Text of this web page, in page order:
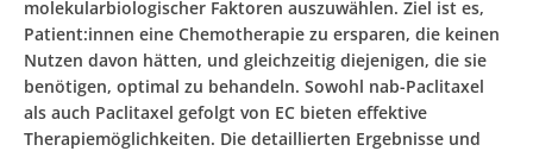
molekularbiologischer Faktoren auszuwählen. Ziel ist es,
Patient:innen eine Chemotherapie zu ersparen, die keinen
Nutzen davon hätten, und gleichzeitig diejenigen, die sie
benötigen, optimal zu behandeln. Sowohl nab-Paclitaxel
als auch Paclitaxel gefolgt von EC bieten effektive
Therapiemöglichkeiten. Die detaillierten Ergebnisse und